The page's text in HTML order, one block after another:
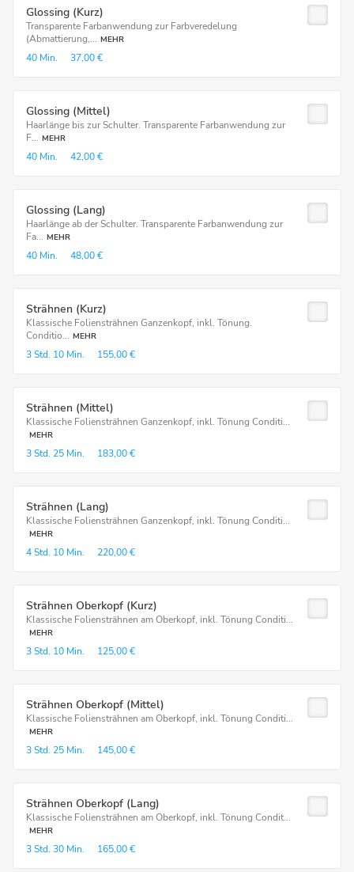
Glossing (Kurz)
Transparente Farbanwendung zur Farbveredelung
(Abmattierung,... MEHR
40 Min. 37,00 €
Glossing (Mittel)
Haarlänge bis zur Schulter. Transparente Farbanwendung zur
F... MEHR
40 Min. 42,00 €
Glossing (Lang)
Haarlänge ab der Schulter. Transparente Farbanwendung zur
Fa... MEHR
40 Min. 48,00 €
Strähnen (Kurz)
Klassische Foliensträhnen Ganzenkopf, inkl. Tönung.
Conditio... MEHR
3 Std. 10 Min. 155,00 €
Strähnen (Mittel)
Klassische Foliensträhnen Ganzenkopf, inkl. Tönung Conditi...
MEHR
3 Std. 25 Min. 183,00 €
Strähnen (Lang)
Klassische Foliensträhnen Ganzenkopf, inkl. Tönung Conditi...
MEHR
4 Std. 10 Min. 220,00 €
Strähnen Oberkopf (Kurz)
Klassische Foliensträhnen am Oberkopf, inkl. Tönung Conditi...
MEHR
3 Std. 10 Min. 125,00 €
Strähnen Oberkopf (Mittel)
Klassische Foliensträhnen am Oberkopf, inkl. Tönung Conditi...
MEHR
3 Std. 25 Min. 145,00 €
Strähnen Oberkopf (Lang)
Klassische Foliensträhnen am Oberkopf, inkl. Tönung Condit...
MEHR
3 Std. 30 Min. 165,00 €